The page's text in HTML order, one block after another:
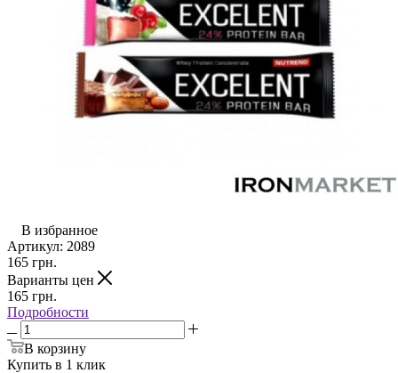
В избранное
Артикул: 2089
165 грн.
Варианты цен
165 грн.
Подробности
В корзину
Купить в 1 клик